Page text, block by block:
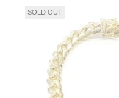
SOLD OUT